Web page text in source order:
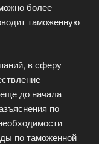
более
таможенную
в сферу
до начала
по
по таможенной